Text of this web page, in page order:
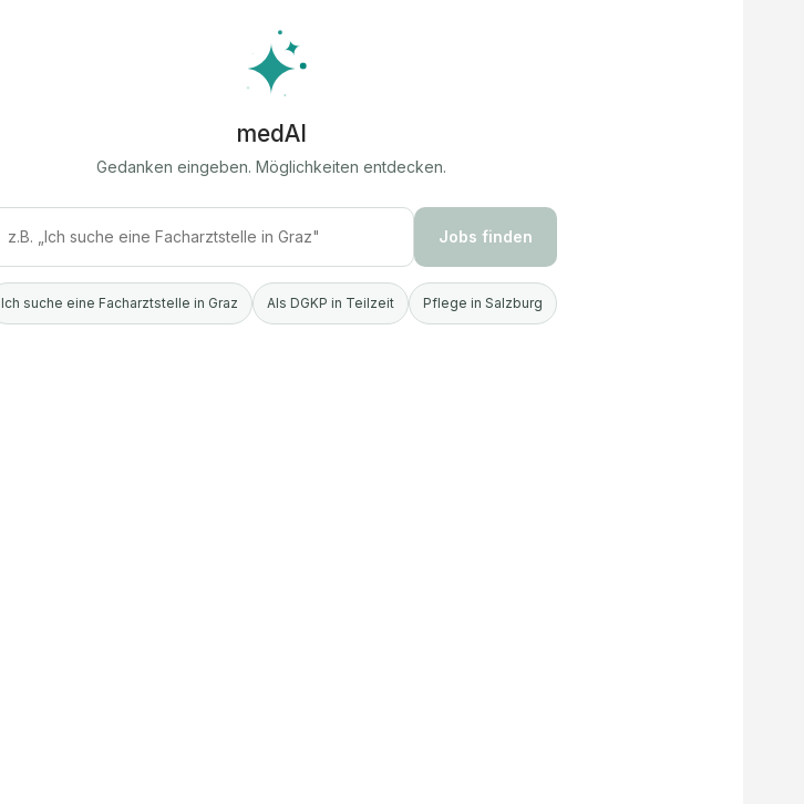
medAI
Gedanken eingeben. Möglichkeiten entdecken.
Jobs finden
Ich suche eine Facharztstelle in Graz Als DGKP in Teilzeit Pflege in Salzburg